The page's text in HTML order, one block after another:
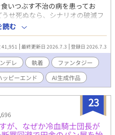
いつぶす不治の病を患ってお
せ死ぬなら、シナリオの破滅フ
ず静かに消え去りたい。 そう願
棄を申し出た。 ――だが、それ
「君の手はひどく冷たいね。ま
棄は認めない」 何も望まず、た
諦観は、逆に攻略対象たちのド
しまう。 ヤンデレ王太子アルフ
士ガレッドの盲目的な献身。 天
シルが死の淵へ沈み込もうとし
忌の魔術を実行する。 それは、
直接繋ぎ止める『命の共有契
こへも行けない。永遠に、私た
ことすら許されない豪奢な鳥籠
読む
41,951 最終更新日 2026.7.3 登録日 2026.7.3
デレ 執着
ファンタジー
ッピーエンド AI生成作品
23
が、なぜか冷血騎士団長が